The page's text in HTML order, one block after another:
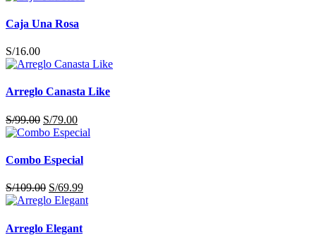
Caja Una Rosa
S/16.00
Arreglo Canasta Like
S/99.00 S/79.00
Combo Especial
S/109.00 S/69.99
Arreglo Elegant